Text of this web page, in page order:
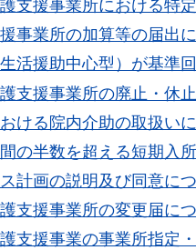
支援事業所における特
事業所の加算等の届出
活援助中心型）が基準
支援事業所の廃止・休
ける院内介助の取扱い
の半数を超える短期入
計画の説明及び同意に
支援事業所の変更届に
支援事業の事業所指定